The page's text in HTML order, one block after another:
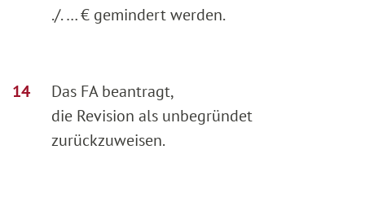
./. … € gemindert werden.
Das FA beantragt,
die Revision als unbegründet
zurückzuweisen.